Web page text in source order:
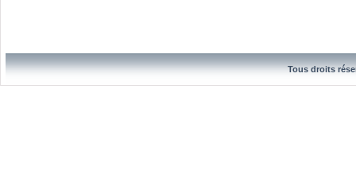
Tous droits